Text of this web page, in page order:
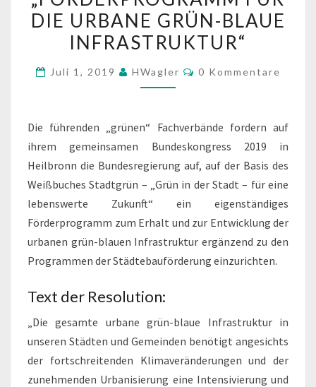
RESOLUTION
„FÖRDERPROGRAMM
FÜR
DIE
URBANE
BLAUE
INFRASTRUKTUR“
DIE URBANE GRÜN-BLAUE
INFRASTRUKTUR“
Juli 1, 2019 HWagler Kommentare
0 Kommentare
Die führenden „grünen“ Fachverbände fordern auf
ihrem gemeinsamen Bundeskongress 2019 in
Heilbronn die Bundesregierung auf, auf der Basis des
Weißbuches Stadtgrün – „Grün in der Stadt – für eine
lebenswerte Zukunft“ ein eigenständiges
Förderprogramm zum Erhalt und zur Entwicklung der
urbanen grün-blauen Infrastruktur ergänzend zu den
Programmen der Städtebauförderung einzurichten.
Text der Resolution:
„Die gesamte urbane grün-blaue Infrastruktur in
unseren Städten und Gemeinden benötigt angesichts
der fortschreitenden Klimaveränderungen und der
zunehmenden Urbanisierung eine Intensivierung und